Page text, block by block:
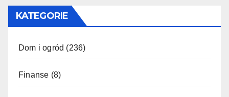
KATEGORIE
Dom i ogród (236)
Finanse (8)